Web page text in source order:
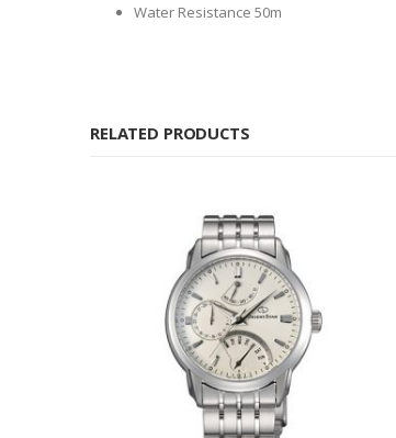
Water Resistance 50m
RELATED PRODUCTS